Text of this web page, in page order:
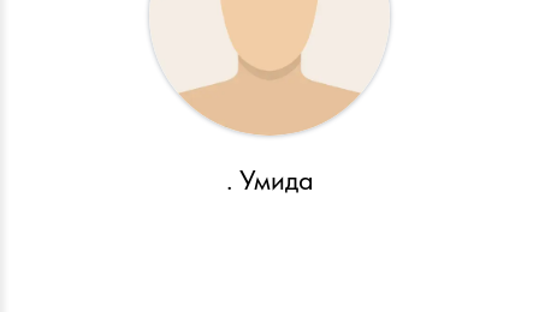
. Умида